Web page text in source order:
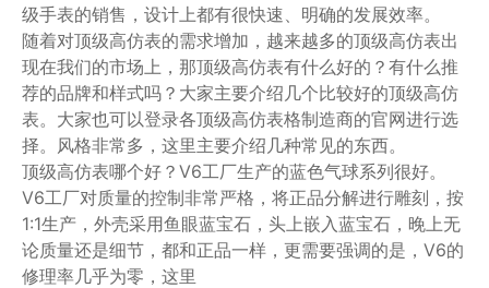
级手表的销售，设计上都有很快速、明确的发展效率。
随着对顶级高仿表的需求增加，越来越多的顶级高仿表出
现在我们的市场上，那顶级高仿表有什么好的？有什么推
荐的品牌和样式吗？大家主要介绍几个比较好的顶级高仿
表。大家也可以登录各顶级高仿表格制造商的官网进行选
择。风格非常多，这里主要介绍几种常见的东西。
顶级高仿表哪个好？V6工厂生产的蓝色气球系列很好。
V6工厂对质量的控制非常严格，将正品分解进行雕刻，按
1:1生产，外壳采用鱼眼蓝宝石，头上嵌入蓝宝石，晚上无
论质量还是细节，都和正品一样，更需要强调的是，V6的
修理率几乎为零，这里